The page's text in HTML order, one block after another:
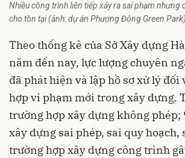
Nhiều công trình liên tiếp xảy ra sai phạm nhưng
cho tồn tại (ảnh: dự án Phương Đông Green Park)
Theo thống kê của Sở Xây dựng
năm đến nay, lực lượng chuyên
đã phát hiện và lập hồ sơ xử lý
hợp vi phạm mới trong xây dựng.
trường hợpxây dựng không phép;
xây dựng sai phép, sai quy hoạch,
trường hợp xây dựng công trình